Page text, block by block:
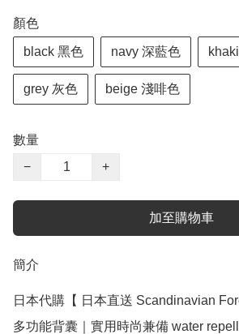
顏色
black 黑色 navy 深藍色
grey 灰色 beige 淺啡色
數量
−
+
加至購物車
簡介
日本代購【 日本直送 Scandinavian
多功能背囊｜實用時尚兼備 water